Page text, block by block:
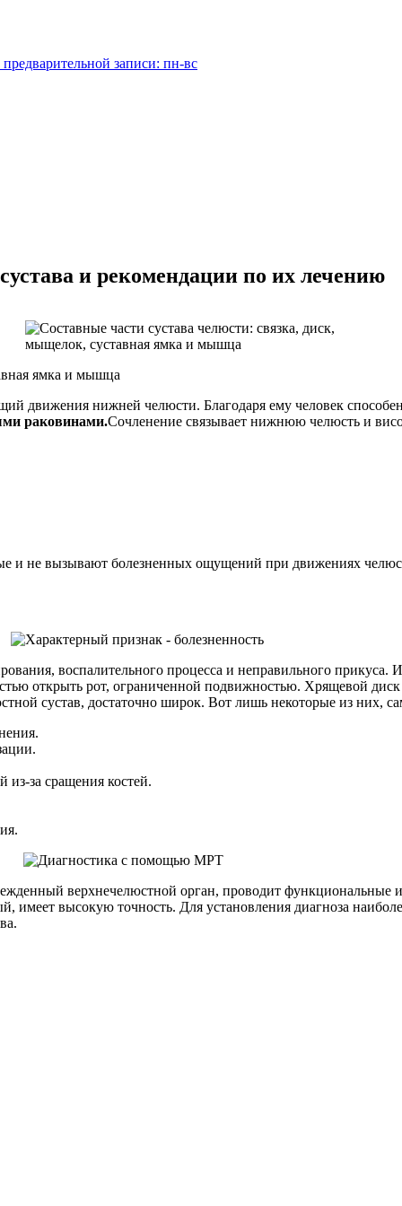
записи: пн-вс
и рекомендации по их лечению
ямка и мышца
движения нижней челюсти. Благодаря ему человек
раковинами.Сочленение связывает нижнюю челюсть и
и не вызывают болезненных ощущений при движениях
воспалительного процесса и неправильного
открыть рот, ограниченной подвижностью. Хрящевой
сустав, достаточно широк. Вот лишь некоторые из них,
из-за сращения костей.
верхнечелюстной орган, проводит функциональные
имеет высокую точность. Для установления диагноза